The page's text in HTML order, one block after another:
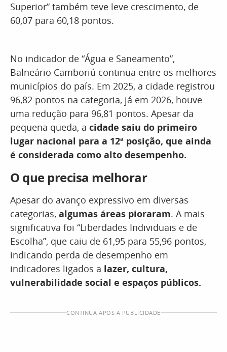
Superior” também teve leve crescimento, de
60,07 para 60,18 pontos.
No indicador de “Água e Saneamento”,
Balneário Camboriú continua entre os melhores
municípios do país. Em 2025, a cidade registrou
96,82 pontos na categoria, já em 2026, houve
uma redução para 96,81 pontos. Apesar da
pequena queda, a cidade saiu do primeiro
lugar nacional para a 12ª posição, que ainda
é considerada como alto desempenho.
O que precisa melhorar
Apesar do avanço expressivo em diversas
categorias, algumas áreas pioraram. A mais
significativa foi “Liberdades Individuais e de
Escolha”, que caiu de 61,95 para 55,96 pontos,
indicando perda de desempenho em
indicadores ligados a lazer, cultura,
vulnerabilidade social e espaços públicos.
CONTINUA APÓS A PUBLICIDADE